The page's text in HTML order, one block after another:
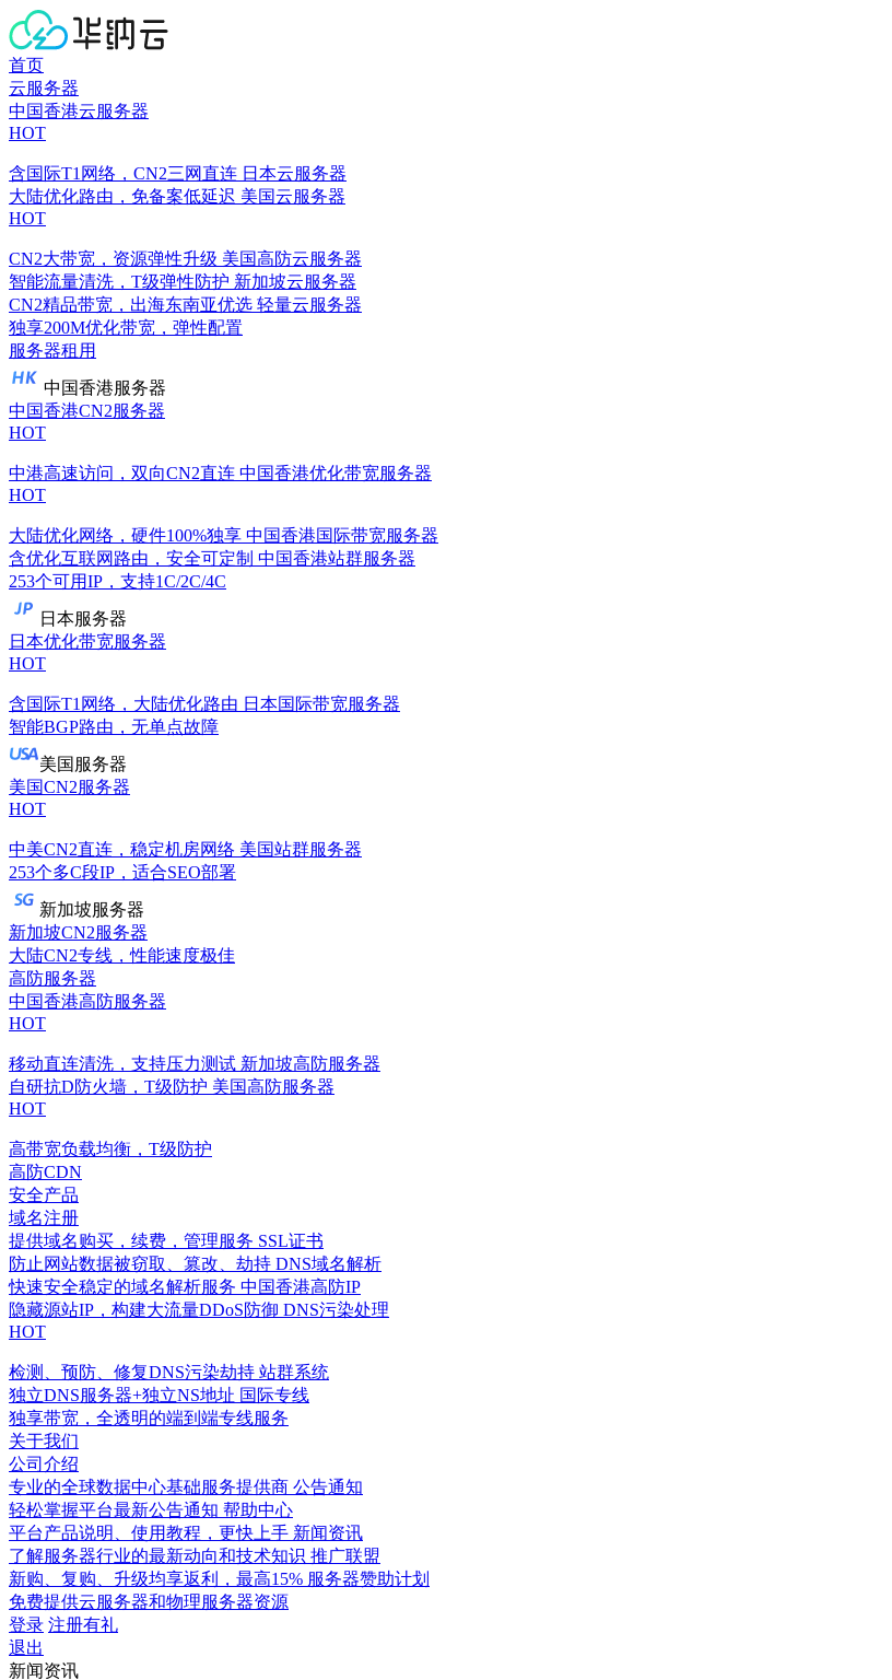
首页
云服务器
中国香港云服务器
HOT
含国际T1网络，CN2三网直连 日本云服务器
大陆优化路由，免备案低延迟 美国云服务器
HOT
CN2大带宽，资源弹性升级 美国高防云服务器
智能流量清洗，T级弹性防护 新加坡云服务器
CN2精品带宽，出海东南亚优选 轻量云服务器
独享200M优化带宽，弹性配置
服务器租用
中国香港服务器
中国香港CN2服务器
HOT
中港高速访问，双向CN2直连 中国香港优化带宽服务器
HOT
大陆优化网络，硬件100%独享 中国香港国际带宽服务器
含优化互联网路由，安全可定制 中国香港站群服务器
253个可用IP，支持1C/2C/4C
日本服务器
日本优化带宽服务器
HOT
含国际T1网络，大陆优化路由 日本国际带宽服务器
智能BGP路由，无单点故障
美国服务器
美国CN2服务器
HOT
中美CN2直连，稳定机房网络 美国站群服务器
253个多C段IP，适合SEO部署
新加坡服务器
新加坡CN2服务器
大陆CN2专线，性能速度极佳
高防服务器
中国香港高防服务器
HOT
移动直连清洗，支持压力测试 新加坡高防服务器
自研抗D防火墙，T级防护 美国高防服务器
HOT
高带宽负载均衡，T级防护
高防CDN
安全产品
域名注册
提供域名购买，续费，管理服务 SSL证书
防止网站数据被窃取、篡改、劫持 DNS域名解析
快速安全稳定的域名解析服务 中国香港高防IP
隐藏源站IP，构建大流量DDoS防御 DNS污染处理
HOT
检测、预防、修复DNS污染劫持 站群系统
独立DNS服务器+独立NS地址 国际专线
独享带宽，全透明的端到端专线服务
关于我们
公司介绍
专业的全球数据中心基础服务提供商 公告通知
轻松掌握平台最新公告通知 帮助中心
平台产品说明、使用教程，更快上手 新闻资讯
了解服务器行业的最新动向和技术知识 推广联盟
新购、复购、升级均享返利，最高15% 服务器赞助计划
免费提供云服务器和物理服务器资源
登录 注册有礼
退出
新闻资讯